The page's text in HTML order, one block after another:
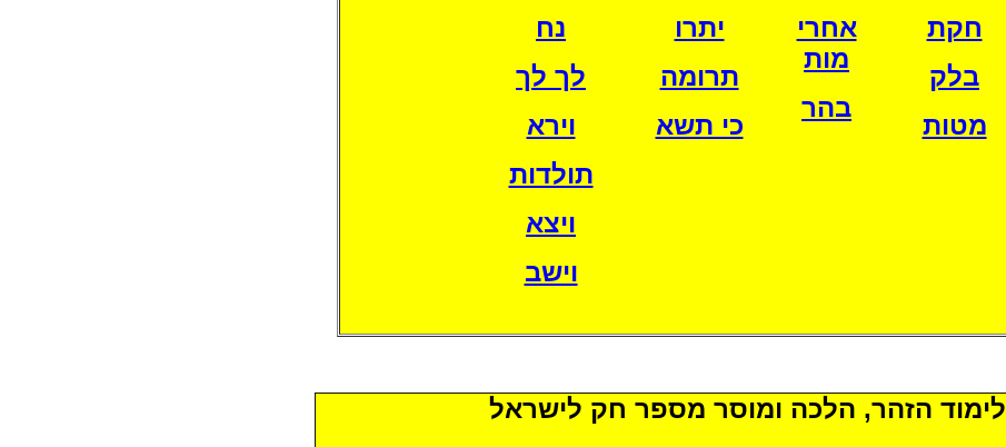
חקת
בלק
מטות
אחרי
מות
בהר
יתרו
תרומה
כי תשא
נח
לך לך
וירא
תולדות
ויצא
וישב
לימוד הזהר, הלכה ומוסר מספר חק לישראל